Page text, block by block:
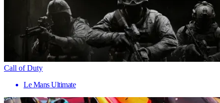
Call of Duty
Le Mans Ultimate